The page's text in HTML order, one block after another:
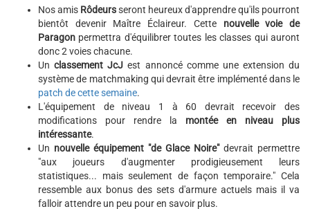
Nos amis Rôdeursseront heureux d'apprendre qu'ils pourront
bientôt devenir Maître Éclaireur. Cette nouvelle voie de
Paragon permettra d'équilibrer toutes les classes qui auront
donc 2 voies chacune.
Unclassement JcJ est annoncé comme une extension du
système de matchmaking qui devrait être implémenté dans le
patch de cette semaine.
L'équipement de niveau 1 à 60 devrait recevoir des
modifications pour rendre la montée en niveau plus
intéressante.
Un nouvelle équipement "de Glace Noire"devrait permettre
"aux joueurs d'augmenter prodigieusement leurs
statistiques... mais seulement de façon temporaire." Cela
ressemble aux bonus des sets d'armure actuels mais il va
falloir attendre un peu pour en savoir plus.